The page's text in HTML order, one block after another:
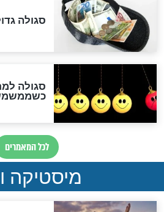
"מודה לקב"ה
לכל המאמרים
אחרית